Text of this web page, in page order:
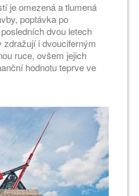
je omezená a tlumená
poptávka po
dvou letech
i dvouciferným
ruce, ovšem jejich
hodnotu teprve ve